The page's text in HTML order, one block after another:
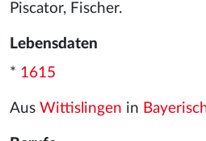
Piscator, Fischer.
Lebensdaten
* 1615
Aus Wittislingen in